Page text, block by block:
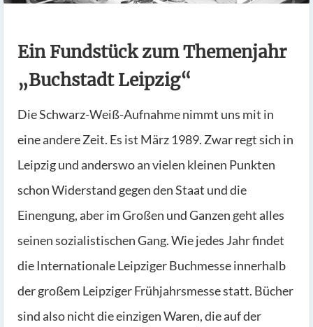
Ein Fundstück zum Themenjahr
„Buchstadt Leipzig“
Die Schwarz-Weiß-Aufnahme nimmt uns mit in
eine andere Zeit. Es ist März 1989. Zwar regt sich in
Leipzig und anderswo an vielen kleinen Punkten
schon Widerstand gegen den Staat und die
Einengung, aber im Großen und Ganzen geht alles
seinen sozialistischen Gang. Wie jedes Jahr findet
die Internationale Leipziger Buchmesse innerhalb
der großem Leipziger Frühjahrsmesse statt. Bücher
sind also nicht die einzigen Waren, die auf der